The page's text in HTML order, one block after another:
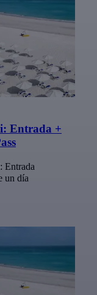
Entrada +
Entrada
un día